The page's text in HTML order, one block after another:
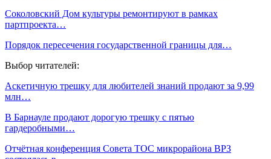
Соколовский Дом культуры ремонтируют в рамках
партпроекта…
Порядок пересечения государственной границы для…
Выбор читателей:
Аскетичную трешку для любителей знаний продают за 9,99
млн…
В Барнауле продают дорогую трешку с пятью
гардеробными…
Отчётная конференция Совета ТОС микрорайона ВРЗ